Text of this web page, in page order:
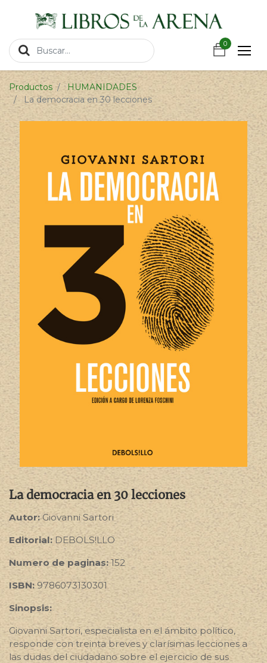
0
0
Productos
HUMANIDADES
La democracia en 30 lecciones
La democracia en 30 lecciones
Autor:Giovanni Sartori
Editorial: DEBOLS!LLO
Numero de paginas:152
ISBN: 9786073130301
Sinopsis:
Giovanni Sartori, especialista en el ámbito político,
responde con treinta breves y clarísimas lecciones a
las dudas del ciudadano sobre el ejercicio de sus